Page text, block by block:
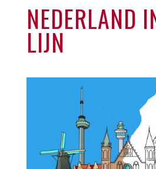
NEDERLAND
LIJN